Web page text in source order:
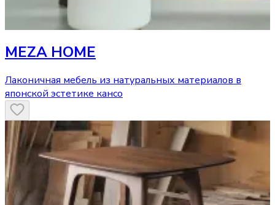
MEZA HOME
Лаконичная мебель из натуральных материалов в
японской эстетике кансо